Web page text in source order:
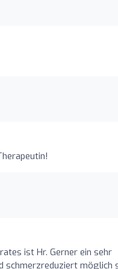
ist Hr. Gerner ein sehr
schmerzreduziert möglich